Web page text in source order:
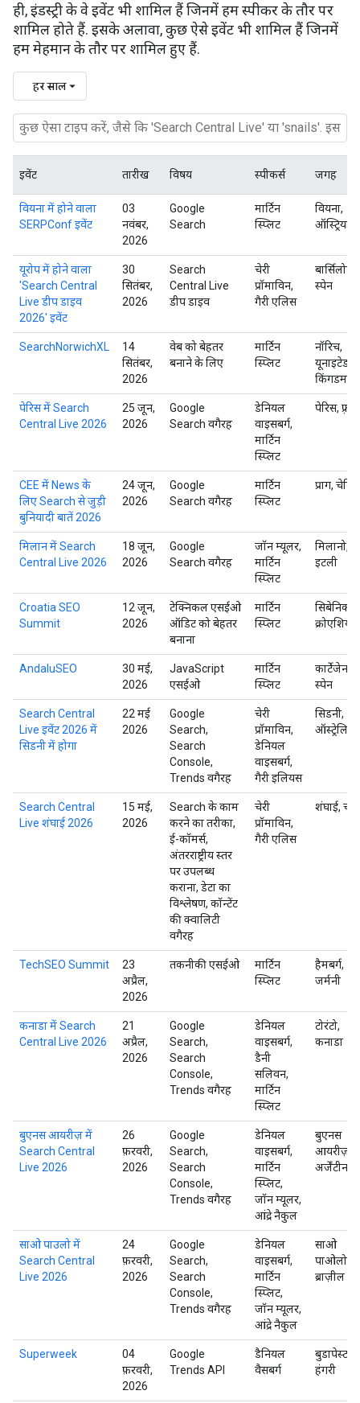
ही, इंडस्ट्री के वे इवेंट भी शामिल हैं जिनमें हम स्पीकर के तौर पर
शामिल होते हैं. इसके अलावा, कुछ ऐसे इवेंट भी शामिल हैं जिनमें
हम मेहमान के तौर पर शामिल हुए हैं.
हर साल
इवेंट तारीख विषय स्पीकर्स जगह
वियना में होने वाला
SERPConf इवेंट
03
नवंबर,
2026
Google
Search
मार्टिन
स्प्लिट
वियना,
ऑस्ट्रिया
यूरोप में होने वाला
'Search Central
Live डीप डाइव
2026' इवेंट
30
सितंबर,
2026
Search
Central Live
डीप डाइव
चेरी
प्रॉमाविन,
गैरी एलिस
बार्सिलोना,
स्पेन
SearchNorwichXL
14
सितंबर,
2026
वेब को बेहतर
बनाने के लिए
मार्टिन
स्प्लिट
नॉरिच,
यूनाइटेड
किंगडम
पेरिस में Search
Central Live 2026
25 जून,
2026
Google
Search वगैरह
डेनियल
वाइसबर्ग,
मार्टिन
स्प्लिट
पेरिस, फ़्रांस
CEE में News के
लिए Search से जुड़ी
बुनियादी बातें 2026
24 जून,
2026
Google
Search वगैरह
मार्टिन
स्प्लिट
प्राग,
मिलान में Search
Central Live 2026
18 जून,
2026
Google
Search वगैरह
जॉन म्यूलर,
मार्टिन
स्प्लिट
मिलानो,
इटली
Croatia SEO
Summit
12 जून,
2026
टेक्निकल एसईओ
ऑडिट को बेहतर
बनाना
मार्टिन
स्प्लिट
सिबेनिक,
क्रोएशिया
AndaluSEO
30 मई,
2026
JavaScript
एसईओ
मार्टिन
स्प्लिट
कार्टेजेना,
स्पेन
Search Central
Live इवेंट 2026 में
सिडनी में होगा
22 मई
2026
Google
Search,
Search
Console,
Trends वगैरह
चेरी
प्रॉमाविन,
डेनियल
वाइसबर्ग,
गैरी इलियस
सिडनी,
ऑस्ट्रेलिया
Search Central
Live शंघाई 2026
15 मई,
2026
Search के काम
करने का तरीका,
ई-कॉमर्स,
अंतरराष्ट्रीय स्तर
पर उपलब्ध
कराना, डेटा का
विश्लेषण, कॉन्टेंट
की क्वालिटी
वगैरह
चेरी
प्रॉमाविन,
गैरी एलिस
शंघाई, चीन
TechSEO Summit
23
अप्रैल,
2026
तकनीकी एसईओ
मार्टिन
स्प्लिट
हैमबर्ग,
जर्मनी
कनाडा में Search
Central Live 2026
21
अप्रैल,
2026
Google
Search,
Search
Console,
Trends वगैरह
डेनियल
वाइसबर्ग,
डैनी
सलिवन,
मार्टिन
स्प्लिट
टोरंटो,
कनाडा
बुएनस आयरीज़ में
Search Central
Live 2026
26
फ़रवरी,
2026
Google
Search,
Search
Console,
Trends वगैरह
डेनियल
वाइसबर्ग,
मार्टिन
स्प्लिट,
जॉन म्यूलर,
आंद्रे नैकुल
बुएनस
आयरीज़,
अर्जेंटीना
साओ पाउलो में
Search Central
Live 2026
24
फ़रवरी,
2026
Google
Search,
Search
Console,
Trends वगैरह
डेनियल
वाइसबर्ग,
मार्टिन
स्प्लिट,
जॉन म्यूलर,
आंद्रे नैकुल
साओ
पाओलो,
ब्राज़ील
Superweek
04
फ़रवरी,
2026
Google
Trends API
डैनियल
वैसबर्ग
बुडापेस्ट,
हंगरी